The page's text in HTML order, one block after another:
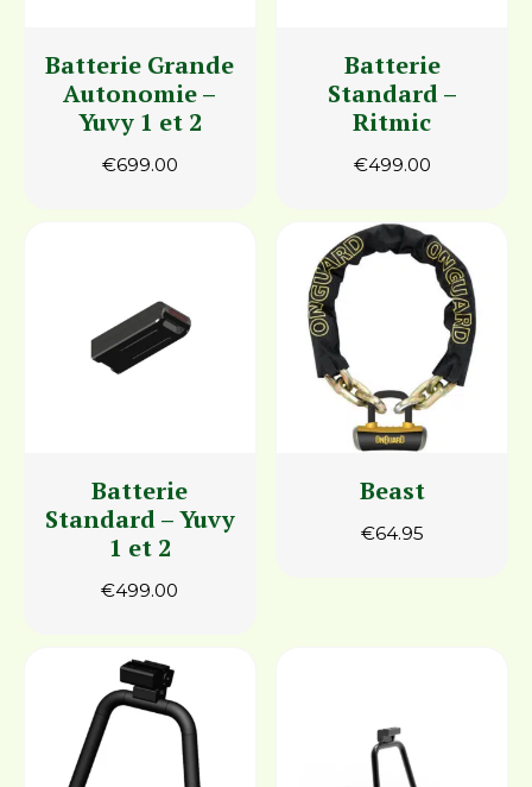
Batterie Grande
Autonomie –
Yuvy 1 et 2
€699.00
Batterie
Standard –
Ritmic
€499.00
Batterie
Standard – Yuvy
1 et 2
€499.00
Beast
€64.95